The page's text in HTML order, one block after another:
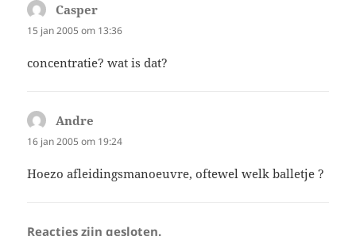
Casper
15 jan 2005 om 13:36
concentratie? wat is dat?
Andre
16 jan 2005 om 19:24
Hoezo afleidingsmanoeuvre, oftewel welk balletje ?
Reacties zijn gesloten.